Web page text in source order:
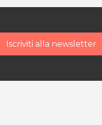
Iscriviti alla newsletter